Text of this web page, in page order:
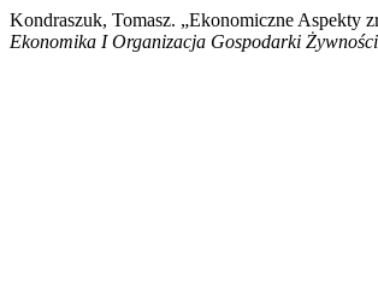
Kondraszuk, Tomasz. „Ekonomiczne Aspekty
Ekonomika I Organizacja Gospodarki